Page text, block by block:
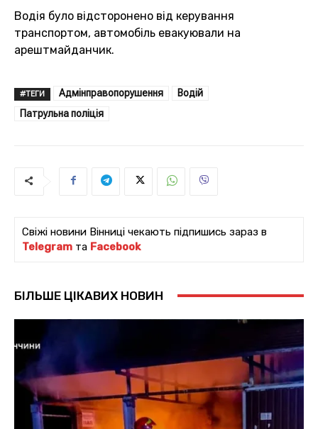
Водія було відсторонено від керування
транспортом, автомобіль евакуювали на
арештмайданчик.
#ТЕГИ Адмінправопорушення
Водій
Патрульна поліція
Свіжі новини Вінниці чекають підпишись зараз в
Telegram та Facebook
БІЛЬШЕ ЦІКАВИХ НОВИН